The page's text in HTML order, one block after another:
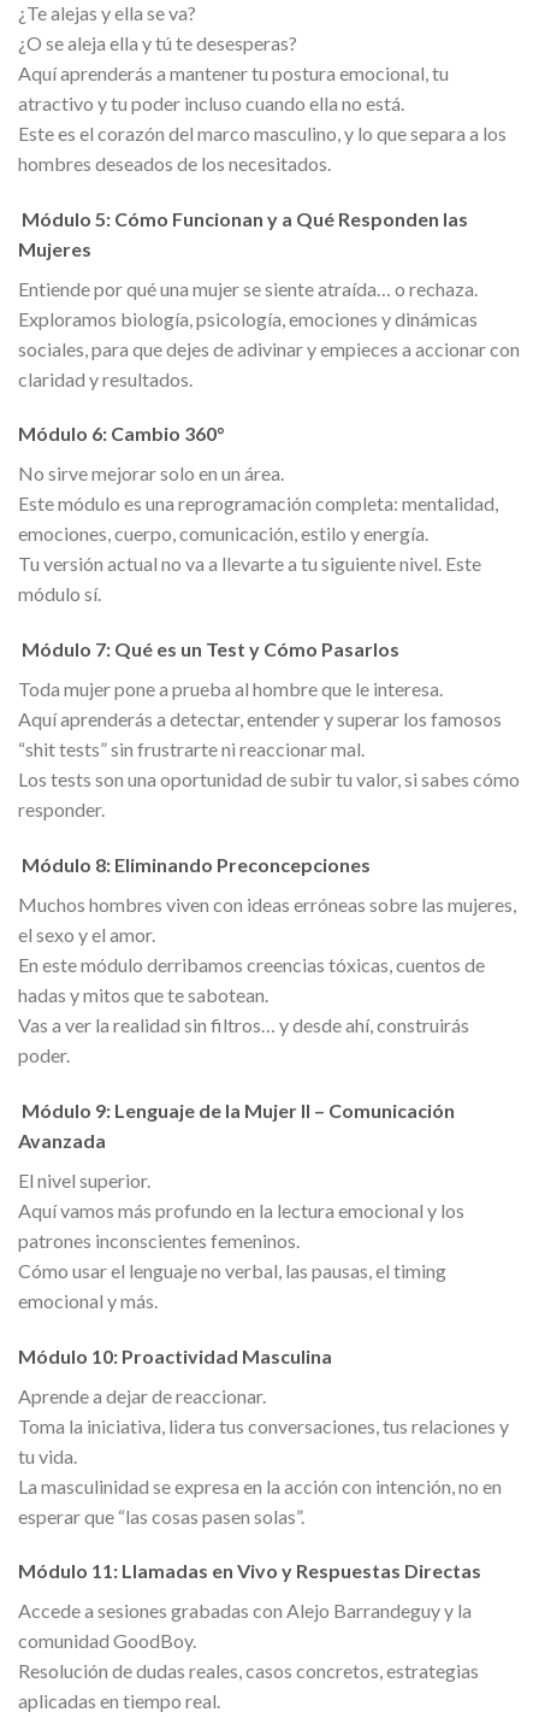
¿Te alejas y ella se va?
¿O se aleja ella y tú te desesperas?
Aquí aprenderás a mantener tu postura emocional, tu
atractivo y tu poder incluso cuando ella no está.
Este es el corazón del marco masculino, y lo que separa a los
hombres deseados de los necesitados.
Módulo 5: Cómo Funcionan y a Qué Responden las
Mujeres
Entiende por qué una mujer se siente atraída… o rechaza.
Exploramos biología, psicología, emociones y dinámicas
sociales, para que dejes de adivinar y empieces a accionar con
claridad y resultados.
Módulo 6: Cambio 360°
No sirve mejorar solo en un área.
Este módulo es una reprogramación completa: mentalidad,
emociones, cuerpo, comunicación, estilo y energía.
Tu versión actual no va a llevarte a tu siguiente nivel. Este
módulo sí.
Módulo 7: Qué es un Test y Cómo Pasarlos
Toda mujer pone a prueba al hombre que le interesa.
Aquí aprenderás a detectar, entender y superar los famosos
“shit tests” sin frustrarte ni reaccionar mal.
Los tests son una oportunidad de subir tu valor, si sabes cómo
responder.
Módulo 8: Eliminando Preconcepciones
Muchos hombres viven con ideas erróneas sobre las mujeres,
el sexo y el amor.
En este módulo derribamos creencias tóxicas, cuentos de
hadas y mitos que te sabotean.
Vas a ver la realidad sin filtros… y desde ahí, construirás
poder.
Módulo 9: Lenguaje de la Mujer II – Comunicación
Avanzada
El nivel superior.
Aquí vamos más profundo en la lectura emocional y los
patrones inconscientes femeninos.
Cómo usar el lenguaje no verbal, las pausas, el timing
emocional y más.
Módulo 10: Proactividad Masculina
Aprende a dejar de reaccionar.
Toma la iniciativa, lidera tus conversaciones, tus relaciones y
tu vida.
La masculinidad se expresa en la acción con intención, no en
esperar que “las cosas pasen solas”.
Módulo 11: Llamadas en Vivo y Respuestas Directas
Accede a sesiones grabadas con Alejo Barrandeguy y la
comunidad GoodBoy.
Resolución de dudas reales, casos concretos, estrategias
aplicadas en tiempo real.